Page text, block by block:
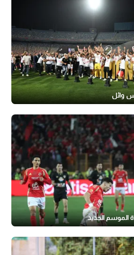
وائل
الموسم الجديد